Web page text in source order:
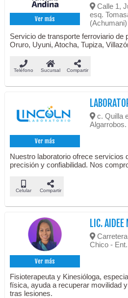
Ver más
Calle 1,
esq.
Servicio de transporte ferroviario de
Oruro, Uyuni, Atocha, Tupiza,
Teléfono Sucursal Compartir
Ver más
c. Quilla
Nuestro laboratorio ofrece servicios
precisión y confiabilidad. Nos
Celular Compartir
Ver más
LIC.
Chico -
Fisioterapeuta y Kinesióloga,
física, ayuda a recuperar movilidad
tras lesiones.